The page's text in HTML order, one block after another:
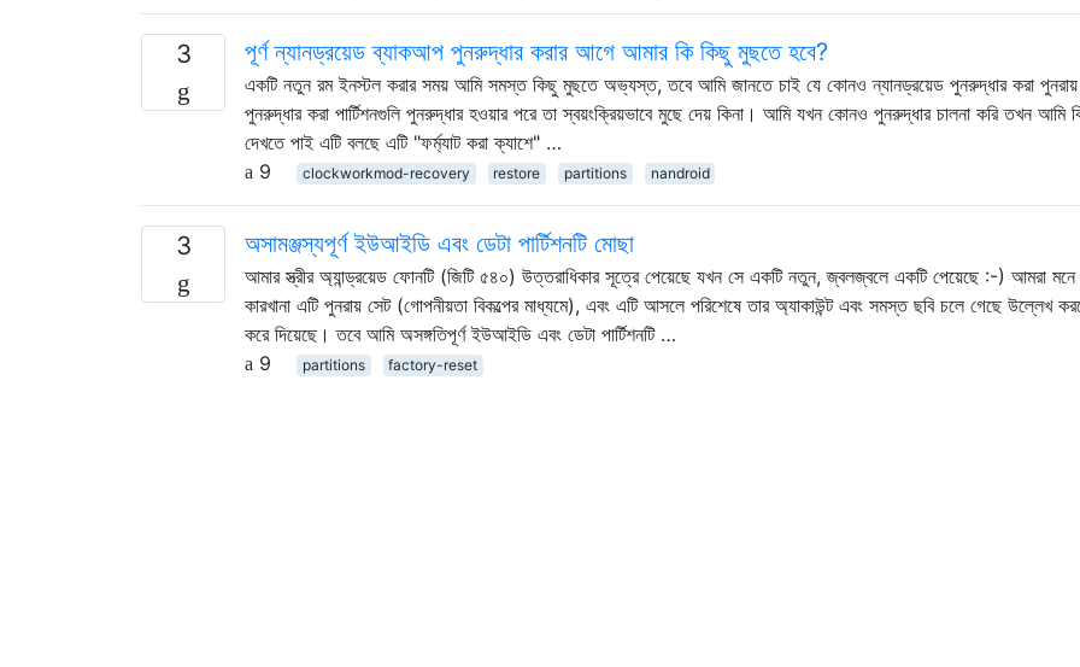
3 পূর্ণ ন্যানড্রয়েড ব্যাকআপ পুনরুদ্ধার করার আগে আমার কি কিছু মুছতে হবে?
একটি নতুন রম ইনস্টল করার সময় আমি সমস্ত কিছু মুছতে অভ্যস্ত, তবে আমি জানতে চাই যে কোনও ন্যানড্রয়েড পুনরুদ্ধার করা পুনরায়
পুনরুদ্ধার করা পার্টিশনগুলি পুনরুদ্ধার হওয়ার পরে তা স্বয়ংক্রিয়ভাবে মুছে দেয় কিনা। আমি যখন কোনও পুনরুদ্ধার চালনা করি তখন আমি
দেখতে পাই এটি বলছে এটি "ফর্ম্যাট করা ক্যাশে" …
9
clockworkmod-recovery restore partitions nandroid
3 অসামঞ্জস্যপূর্ণ ইউআইডি এবং ডেটা পার্টিশনটি মোছা
আমার স্ত্রীর অ্যান্ড্রয়েড ফোনটি (জিটি ৫৪০) উত্তরাধিকার সূত্রে পেয়েছে যখন সে একটি নতুন, জ্বলজ্বলে একটি পেয়েছে :-) আমরা
কারখানা এটি পুনরায় সেট (গোপনীয়তা বিকল্পের মাধ্যমে), এবং এটি আসলে পরিশেষে তার অ্যাকাউন্ট এবং সমস্ত ছবি চলে গেছে উল্লেখ
করে দিয়েছে। তবে আমি অসঙ্গতিপূর্ণ ইউআইডি এবং ডেটা পার্টিশনটি …
9
partitions factory-reset